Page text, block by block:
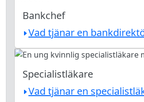
Bankchef
Vad tjänar en
Specialistläkare
Vad tjänar en